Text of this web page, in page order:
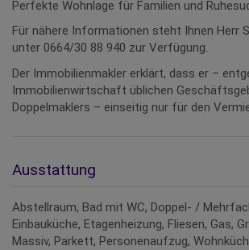
Perfekte Wohnlage für Familien und
Für nähere Informationen steht Ihnen Herr
unter 0664/30 88 940 zur Verfügung.
Der Immobilienmakler erklärt, dass er –
Immobilienwirtschaft üblichen
Doppelmaklers – einseitig nur für den
Ausstattung
Abstellraum Bad mit WC Doppel- /
Einbauküche Etagenheizung Fliesen Gas
Massiv Parkett Personenaufzug